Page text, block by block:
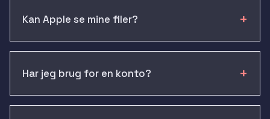
Kan Apple se mine filer?
Har jeg brug for en konto?